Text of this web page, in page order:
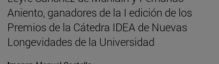
Aniento, ganadores de la I edición de los
Premios de la Cátedra IDEA de Nuevas
Longevidades de la Universidad